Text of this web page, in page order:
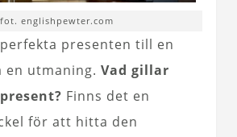
fot. englishpewter.com
presenten till en
en utmaning. Vad gillar
Finns det en
för att hitta den